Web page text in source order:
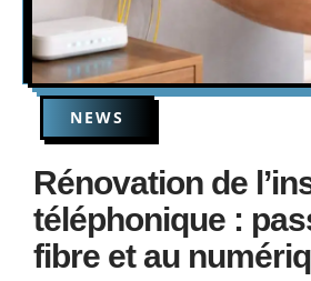
NEWS
Rénovation de
téléphonique :
fibre et au